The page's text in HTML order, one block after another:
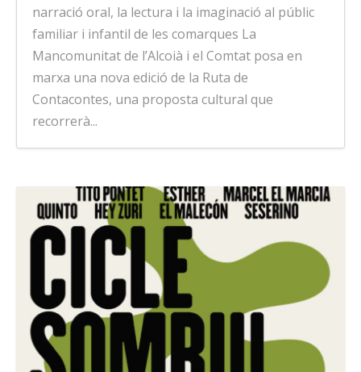
narració oral, la lectura i la imaginació al públic
familiar i infantil de les comarques La
Mancomunitat de l’Alcoià i el Comtat posa en
marxa una nova edició de la Ruta de
Contacontes, una proposta cultural que
recorrerà...